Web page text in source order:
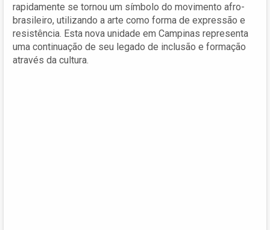
rapidamente se tornou um símbolo do movimento afro-
brasileiro, utilizando a arte como forma de expressão e
resistência. Esta nova unidade em Campinas representa
uma continuação de seu legado de inclusão e formação
através da cultura.